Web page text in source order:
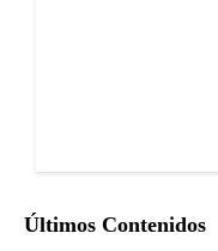
Últimos Contenidos